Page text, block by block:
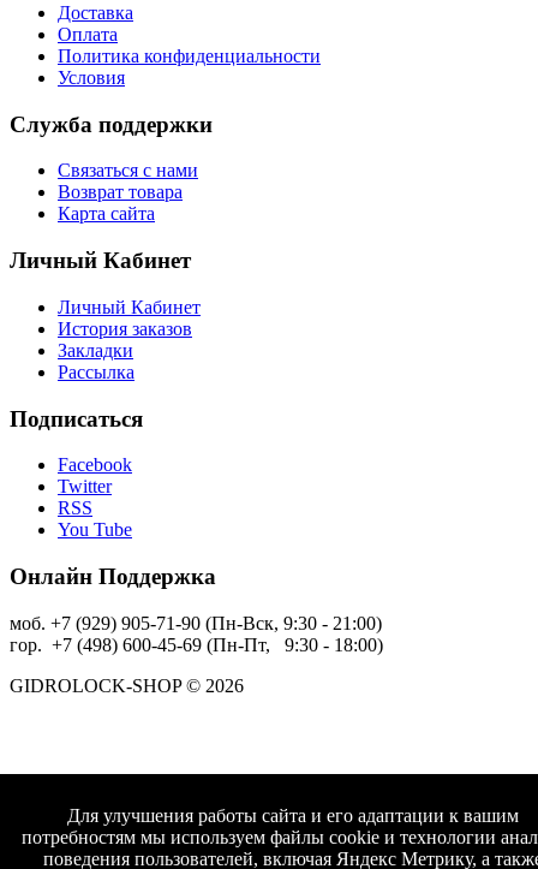
Доставка
Оплата
Политика конфиденциальности
Условия
Служба поддержки
Связаться с нами
Возврат товара
Карта сайта
Личный Кабинет
Личный Кабинет
История заказов
Закладки
Рассылка
Подписаться
Facebook
Twitter
RSS
You Tube
Онлайн Поддержка
моб. +7 (929) 905-71-90 (Пн-Вск, 9:30 - 21:00)
гор. +7 (498) 600-45-69 (Пн-Пт, 9:30 - 18:00)
GIDROLOCK-SHOP © 2026
Для улучшения работы сайта и его адаптации к вашим
потребностям мы используем файлы cookie и технологии
поведения пользователей, включая Яндекс Метрику, а